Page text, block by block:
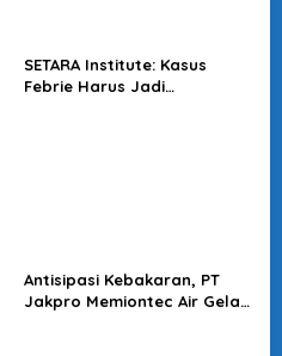
SETARA Institute: Kasus
Febrie Harus Jadi
Antisipasi Kebakaran, PT
Jakpro Memiontec Air Gelar